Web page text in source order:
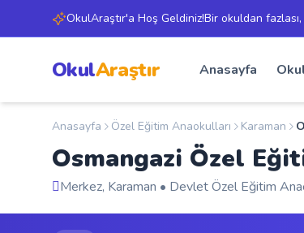
OkulAraştır'a Hoş Geldiniz!Bir okuldan
OkulAraştır Anasayfa
Anasayfa Özel Eğitim Anaokulları Karaman
Osmangazi Özel
Merkez, Karaman • Devlet Özel Eğitim